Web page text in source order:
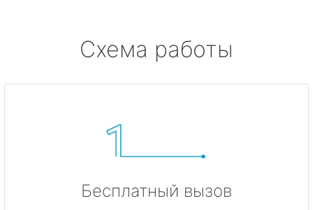
Схема работы
Бесплатный вызов